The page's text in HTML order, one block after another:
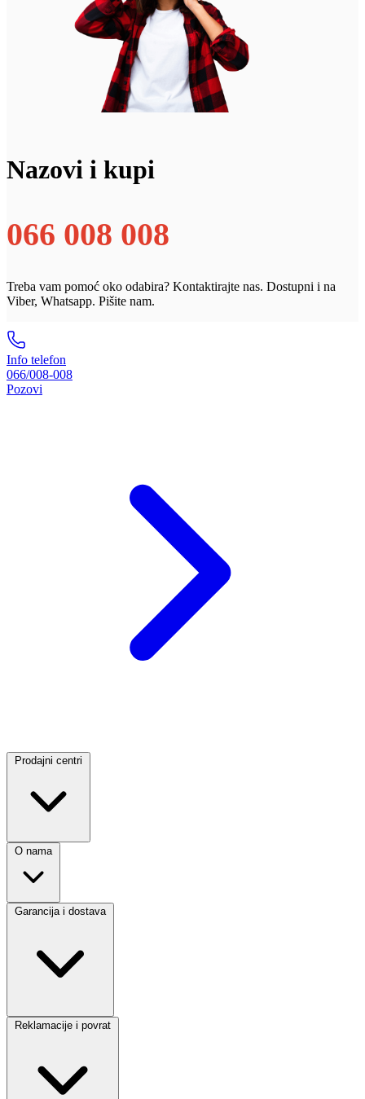
Nazovi i kupi
066 008 008
Treba vam pomoć oko odabira? Kontaktirajte nas. Dostupni i na
Viber, Whatsapp. Pišite nam.
Info telefon
066/008-008
Pozovi
Prodajni centri
O nama
Garancija i dostava
Reklamacije i povrat